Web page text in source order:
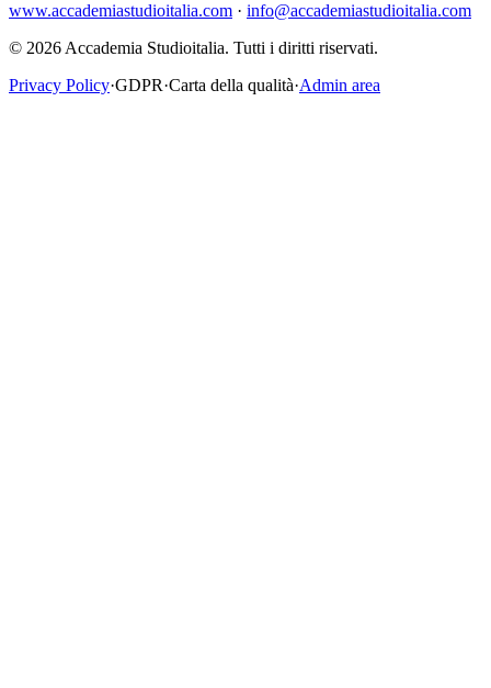
www.accademiastudioitalia.com · info@accademiastudioitalia.com
© 2026 Accademia Studioitalia. Tutti i diritti riservati.
Privacy Policy·GDPR·Carta della qualità·Admin area